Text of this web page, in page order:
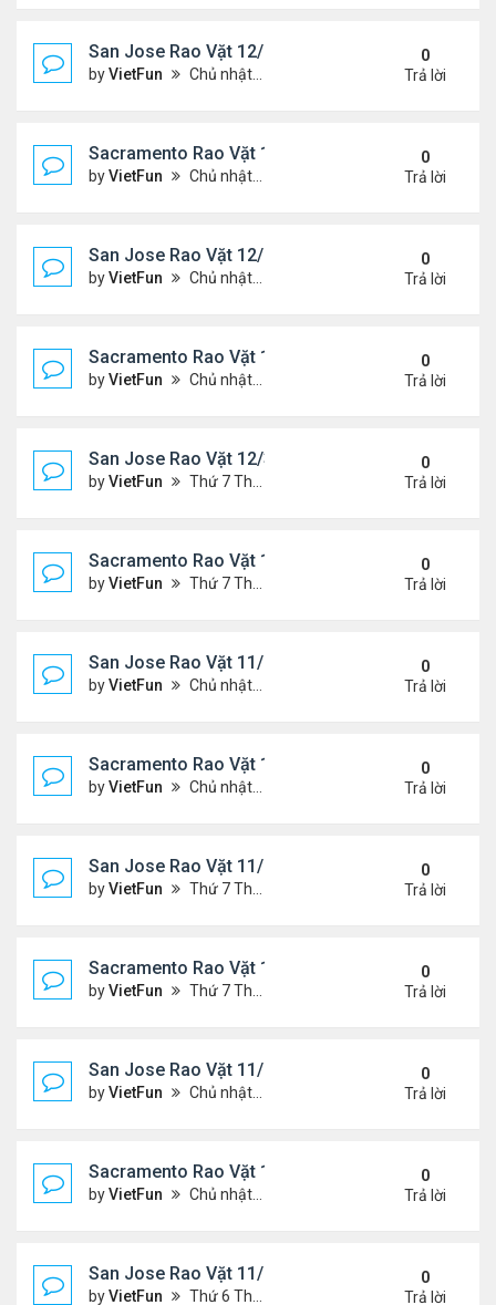
San Jose Rao Vặt 12/24/21- 12/31/21
byVietFun Chủ nhật Tháng 12 26, 2021 7:26 pm
0
Trả lời
Sacramento Rao Vặt 12/24/21- 12/31/21
byVietFun Chủ nhật Tháng 12 26, 2021 7:21 pm
0
Trả lời
San Jose Rao Vặt 12/10/21- 12/17/21
byVietFun Chủ nhật Tháng 12 12, 2021 12:58 pm
0
Trả lời
Sacramento Rao Vặt 12/10/21- 12/17/21
byVietFun Chủ nhật Tháng 12 12, 2021 12:54 pm
0
Trả lời
San Jose Rao Vặt 12/3/21- 12/10/21
byVietFun Thứ 7 Tháng 12 04, 2021 7:42 pm
0
Trả lời
Sacramento Rao Vặt 12/3/21- 12/10/21
byVietFun Thứ 7 Tháng 12 04, 2021 7:38 pm
0
Trả lời
San Jose Rao Vặt 11/26/21- 12/3/21
byVietFun Chủ nhật Tháng 11 28, 2021 8:26 pm
0
Trả lời
Sacramento Rao Vặt 11/26/21- 12/3/21
byVietFun Chủ nhật Tháng 11 28, 2021 8:22 pm
0
Trả lời
San Jose Rao Vặt 11/19/21 - 11/26/21
byVietFun Thứ 7 Tháng 11 20, 2021 10:30 am
0
Trả lời
Sacramento Rao Vặt 11/19/21 - 11/26/21
byVietFun Thứ 7 Tháng 11 20, 2021 10:22 am
0
Trả lời
San Jose Rao Vặt 11/12/21- 11/19/21
byVietFun Chủ nhật Tháng 11 14, 2021 8:16 pm
0
Trả lời
Sacramento Rao Vặt 11/12/21- 11/19/21
byVietFun Chủ nhật Tháng 11 14, 2021 8:13 pm
0
Trả lời
San Jose Rao Vặt 11/5/21 - 11/12/21
byVietFun Thứ 6 Tháng 11 05, 2021 11:39 am
0
Trả lời